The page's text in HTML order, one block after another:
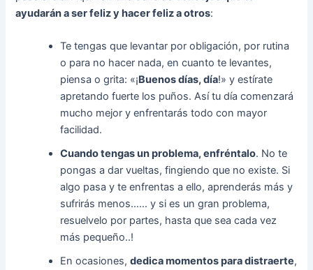
ayudarán a ser feliz y hacer feliz a otros:
Te tengas que levantar por obligación, por rutina
o para no hacer nada, en cuanto te levantes,
piensa o grita: «¡Buenos días, día!» y estírate
apretando fuerte los puños. Así tu día comenzará
mucho mejor y enfrentarás todo con mayor
facilidad.
Cuando tengas un problema, enfréntalo. No te
pongas a dar vueltas, fingiendo que no existe. Si
algo pasa y te enfrentas a ello, aprenderás más y
sufrirás menos…… y si es un gran problema,
resuelvelo por partes, hasta que sea cada vez
más pequeño..!
En ocasiones,dedica momentos para distraerte,